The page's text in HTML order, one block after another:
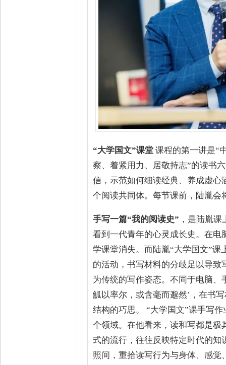
“大学国文”课堂 课程的第一讲是“
察、着紧用力、居敬持志”的读书
信，示范如何细读经典、养成虚心
个阅读共同体。每节课前，陆胤
手写一篇“我的阅读史” ，是陆胤
看到一代青年的心灵成长史。在
学课堂消失。而陆胤“大学国文”
的活动，书写材料的分歧足以导
为传统的写作姿态。不同于电脑、
觚以率尔，或含毫而邈然’，在书
结构的巧思。 “大学国文”课手写
个领域。在他看来，读和写都是
式的流行，往往反映特定时代的
照间，重拾读写行为与身体、感